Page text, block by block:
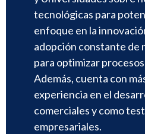
tecnológicas para
enfoque en la
adopción constante de
para optimizar
Además, cuenta con
experiencia en el
comerciales y como
empresariales.